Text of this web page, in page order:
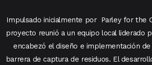
Impulsado inicialmente por Parley for the
proyecto reunió a un equipo local liderado
encabezó el diseño e implementación
barrera de captura de residuos. El